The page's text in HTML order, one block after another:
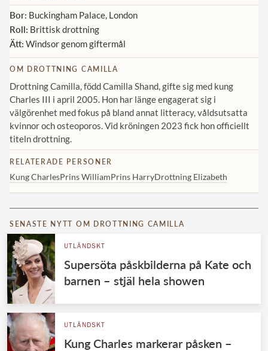
Belgiska kungahuset
Jordanska kungahuset
Thailändska kungahuset
Marockanska kungahuset
Bor: Buckingham Palace, London
Roll: Brittisk drottning
Ätt: Windsor genom giftermål
OM DROTTNING CAMILLA
Drottning Camilla, född Camilla Shand, gifte sig med kung
Charles III i april 2005. Hon har länge engagerat sig i
välgörenhet med fokus på bland annat litteracy, våldsutsatta
kvinnor och osteoporos. Vid kröningen 2023 fick hon officiellt
titeln drottning.
RELATERADE PERSONER
Kung CharlesPrins WilliamPrins HarryDrottning Elizabeth
SENASTE NYTT OM DROTTNING CAMILLA
UTLÄNDSKT
Supersöta påskbilderna på Kate och
barnen – stjäl hela showen
UTLÄNDSKT
Kung Charles markerar påsken –